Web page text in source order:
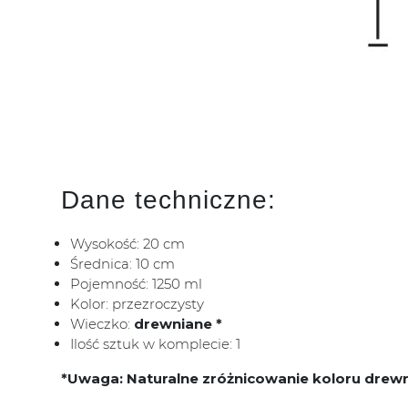
Dane techniczne:
Wysokość: 20 cm
Średnica: 10 cm
Pojemność: 1250 ml
Kolor: przezroczysty
Wieczko: drewniane *
Ilość sztuk w komplecie: 1
*Uwaga: Naturalne zróżnicowanie koloru